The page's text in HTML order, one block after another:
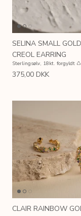
Fra
SELINA SMALL
CREOL EARRING
Sterlingsølv, 18kt. forgyldt ♺
375,00 DKK
CLAIR RAINBOW